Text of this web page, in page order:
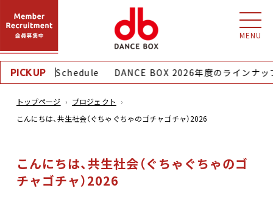
MENU
PICKUP
Monthly Schedule DANCE BOX 2026年度のラインナップ
トップページ
プロジェクト
こんにちは、共生社会（ぐちゃぐちゃのゴチャゴチャ）2026
こんにちは、共生社会（ぐちゃぐちゃのゴ
チャゴチャ）2026